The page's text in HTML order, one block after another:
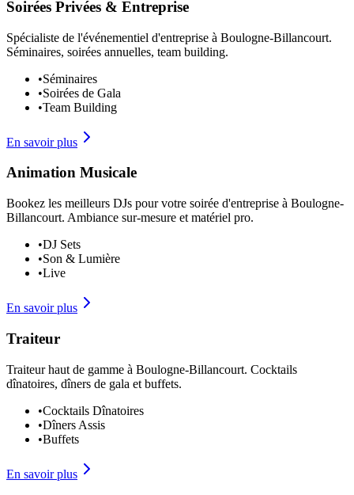
Soirées Privées & Entreprise
Spécialiste de l'événementiel d'entreprise à Boulogne-Billancourt.
Séminaires, soirées annuelles, team building.
•Séminaires
•Soirées de Gala
•Team Building
En savoir plus
Animation Musicale
Bookez les meilleurs DJs pour votre soirée d'entreprise à Boulogne-
Billancourt. Ambiance sur-mesure et matériel pro.
•DJ Sets
•Son & Lumière
•Live
En savoir plus
Traiteur
Traiteur haut de gamme à Boulogne-Billancourt. Cocktails
dînatoires, dîners de gala et buffets.
•Cocktails Dînatoires
•Dîners Assis
•Buffets
En savoir plus